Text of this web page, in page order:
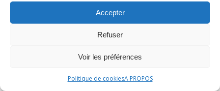
Accepter
Refuser
Voir les préférences
Politique de cookiesA PROPOS
novembre 2022